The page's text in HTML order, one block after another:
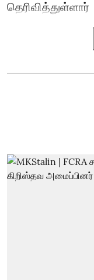
தெரிவித்துள்ளார்